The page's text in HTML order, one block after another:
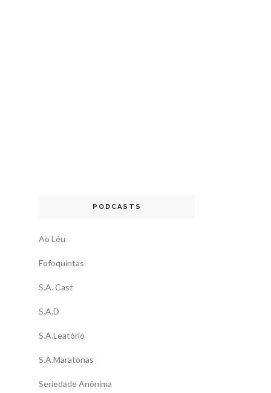
PODCASTS
Ao Léu
Fofoquintas
S.A. Cast
S.A.D
S.A.Leatório
S.A.Maratonas
Seriedade Anônima